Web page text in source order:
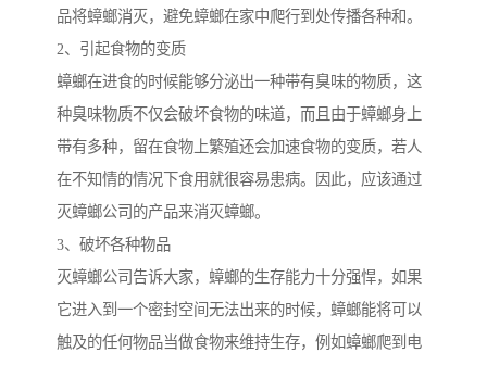
品将蟑螂消灭，避免蟑螂在家中爬行到处传播各种和。
2、引起食物的变质
蟑螂在进食的时候能够分泌出一种带有臭味的物质，这
种臭味物质不仅会破坏食物的味道，而且由于蟑螂身上
带有多种，留在食物上繁殖还会加速食物的变质，若人
在不知情的情况下食用就很容易患病。因此，应该通过
灭蟑螂公司的产品来消灭蟑螂。
3、破坏各种物品
灭蟑螂公司告诉大家，蟑螂的生存能力十分强悍，如果
它进入到一个密封空间无法出来的时候，蟑螂能将可以
触及的任何物品当做食物来维持生存，例如蟑螂爬到电